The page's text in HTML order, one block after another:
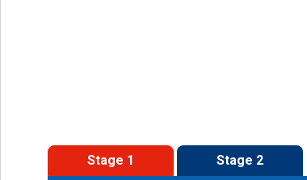
Stage 1 Stage 2